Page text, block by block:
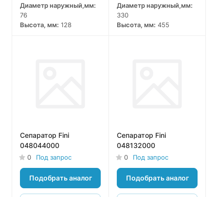
Диаметр наружный,мм:
76
Высота, мм: 128
Диаметр наружный,мм:
330
Высота, мм: 455
Сепаратор Fini
048044000
0 Под запрос
Подобрать аналог
Сепаратор Fini
048132000
0 Под запрос
Подобрать аналог